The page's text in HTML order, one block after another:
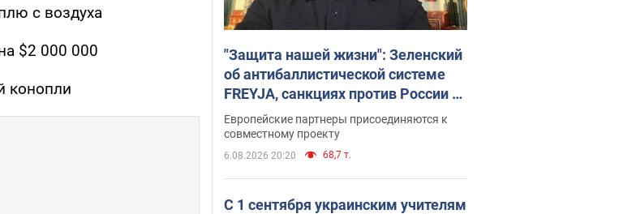
с воздуха
$2 000 000
конопли
"Защита нашей жизни": Зеленский
об антибаллистической системе
FREYJA, санкциях против России и
поддержке аграриев. Видео
Европейские партнеры присоединяются к
совместному проекту
6.08.2026 20:20 68,7 т.
С 1 сентября украинским учителям